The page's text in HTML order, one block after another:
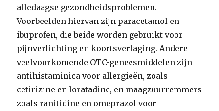
alledaagse gezondheidsproblemen.
Voorbeelden hiervan zijn paracetamol en
ibuprofen, die beide worden gebruikt voor
pijnverlichting en koortsverlaging. Andere
veelvoorkomende OTC-geneesmiddelen zijn
antihistaminica voor allergieën, zoals
cetirizine en loratadine, en maagzuurremmers
zoals ranitidine en omeprazol voor